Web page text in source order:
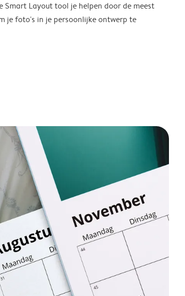
Smart Layout tool je helpen door de meest
je foto's in je persoonlijke ontwerp te